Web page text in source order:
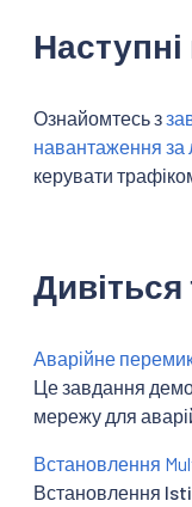
Наступні
Ознайомтесь з
навантаження за
керувати
Аварійне
Це завдання
мережу для
Встановлення
Встановлення